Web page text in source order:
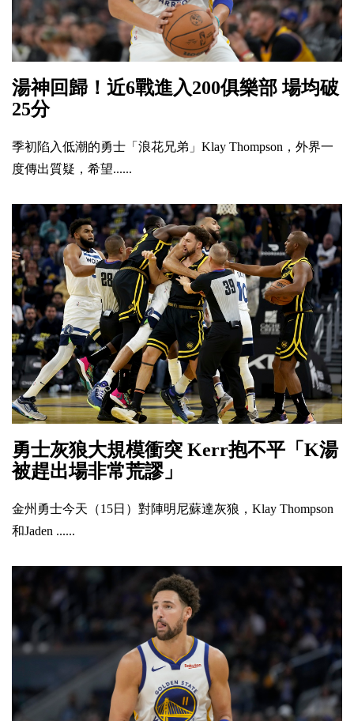
湯神回歸！近6戰進入200俱樂部 場均破
25分
季初陷入低潮的勇士「浪花兄弟」Klay Thompson，外界一
度傳出質疑，希望......
勇士灰狼大規模衝突 Kerr抱不平「K湯
被趕出場非常荒謬」
金州勇士今天（15日）對陣明尼蘇達灰狼，Klay Thompson
和Jaden ......